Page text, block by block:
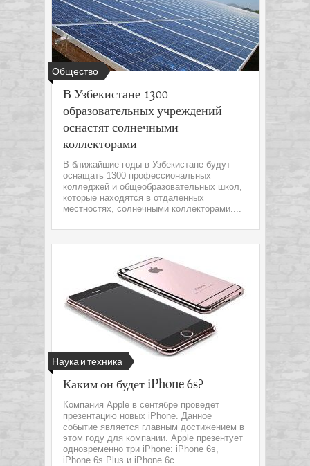
Общество
В Узбекистане 1300
образовательных учреждений
оснастят солнечными
коллекторами
В ближайшие годы в Узбекистане будут
оснащать 1300 профессиональных
колледжей и общеобразовательных школ,
которые находятся в отдаленных
местностях, солнечными коллекторами....
Наука и техника
Каким он будет iPhone 6s?
Компания Apple в сентябре проведет
презентацию новых iPhone. Данное
событие является главным достижением в
этом году для компании. Apple презентует
одновременно три iPhone: iPhone 6s,
iPhone 6s Plus и iPhone 6c....